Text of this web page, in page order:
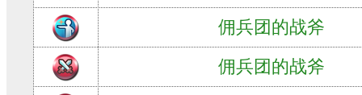
佣兵团的战斧
佣兵团的战斧